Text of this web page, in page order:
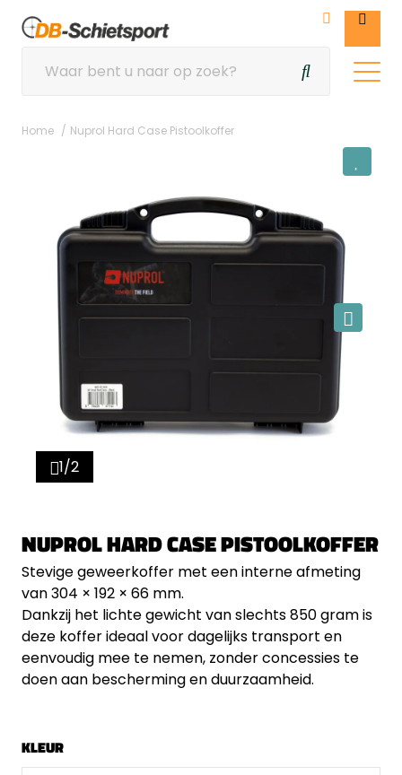
Home Nuprol Hard Case Pistoolkoffer
1/2
NUPROL HARD CASE PISTOOLKOFFER
Stevige geweerkoffer met een interne afmeting
van 304 × 192 × 66 mm.
Dankzij het lichte gewicht van slechts 850 gram is
deze koffer ideaal voor dagelijks transport en
eenvoudig mee te nemen, zonder concessies te
doen aan bescherming en duurzaamheid.
KLEUR